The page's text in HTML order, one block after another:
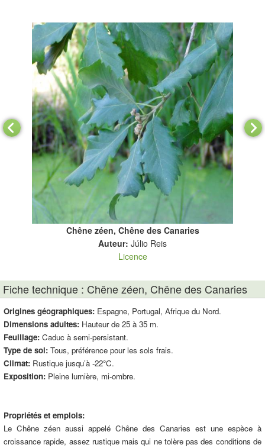
Chêne zéen, Chêne des Canaries
Auteur: Júlio Reis
Licence
Fiche technique : Chêne zéen, Chêne des Canaries
Origines géographiques: Espagne, Portugal, Afrique du Nord.
Dimensions adultes: Hauteur de 25 à 35 m.
Feuillage: Caduc à semi-persistant.
Type de sol: Tous, préférence pour les sols frais.
Climat: Rustique jusqu’à -22°C.
Exposition: Pleine lumière, mi-ombre.
Propriétés et emplois:
Le Chêne zéen aussi appelé Chêne des Canaries est une espèce à
croissance rapide, assez rustique mais qui ne tolère pas des conditions de